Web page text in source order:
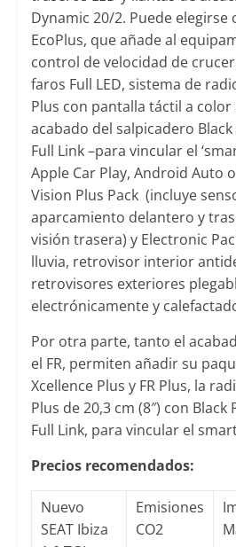
Dynamic 20/2. Puede elegirse
EcoPlus, que añade al
control de velocidad de
faros Full LED, sistema de
Plus con pantalla táctil a color
acabado del salpicadero
Full Link –para vincular el
Apple Car Play, Android Auto
Vision Plus Pack (incluye
aparcamiento delantero y
visión trasera) y Electronic
lluvia, retrovisor interior
retrovisores exteriores
electrónicamente y
Por otra parte, tanto el
el FR, permiten añadir su
Xcellence Plus y FR Plus, la
Plus de 20,3 cm (8″) con Black
Full Link, para vincular el
Precios recomendados:
Nuevo
SEAT Ibiza
Emisiones
CO2